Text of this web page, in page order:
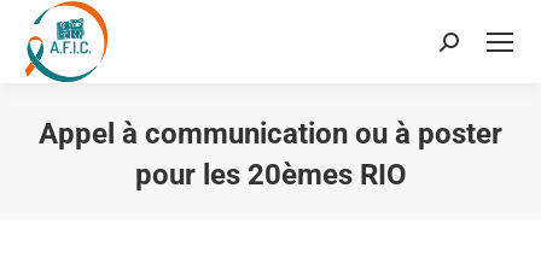
Recherche
Appel à communication ou à poster
pour les 20èmes RIO